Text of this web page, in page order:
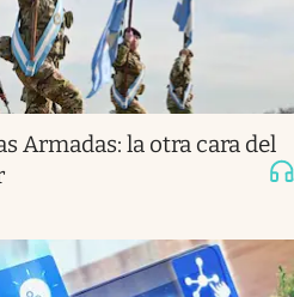
Armadas: la otra cara del